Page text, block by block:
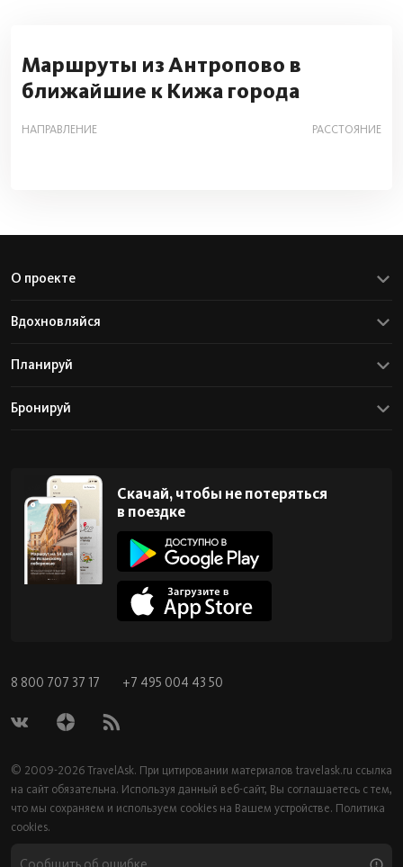
Маршруты из Антропово в
ближайшие к Кижа города
НАПРАВЛЕНИЕ РАССТОЯНИЕ
О проекте
Вдохновляйся
Планируй
Бронируй
Скачай, чтобы не потеряться
в поездке
8 800 707 37 17 +7 495 004 43 50
© 2009-2026 TravelAsk. При цитировании материалов travelask.ru ссылка
на сайт обязательна. Используя данный веб-сайт, Вы соглашаетесь с тем,
что мы сохраняем и используем cookies на Вашем устройстве. Политика
cookies.